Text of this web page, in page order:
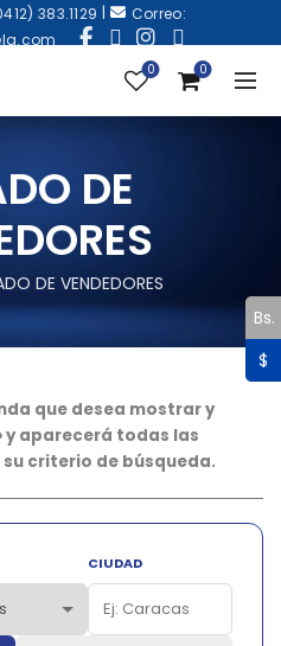
383.1129 |
Correo:
0 0
DE
DE VENDEDORES
que desea mostrar y
y aparecerá todas las
criterio de búsqueda.
CIUDAD
Bs.
$